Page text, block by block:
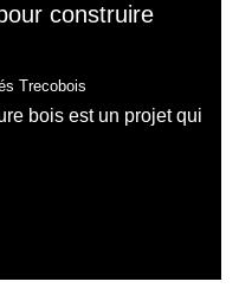
construire
Trecobois
bois est un projet qui